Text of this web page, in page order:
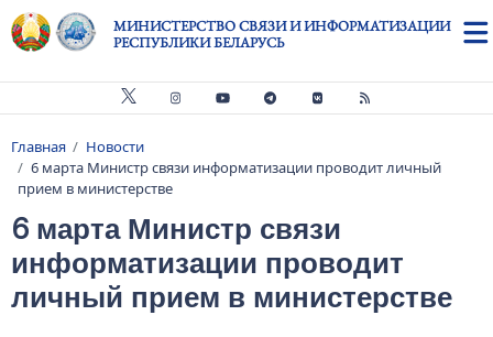
Перейти к основному содержанию
МИНИСТЕРСТВО СВЯЗИ И ИНФОРМАТИЗАЦИИ
РЕСПУБЛИКИ БЕЛАРУСЬ
Строка навигации
Главная
Новости
6 марта Министр связи информатизации проводит личный
прием в министерстве
6 марта Министр связи
информатизации проводит
личный прием в министерстве